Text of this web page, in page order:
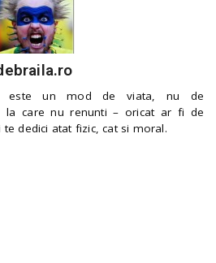
este un mod de viata, nu de
la care nu renunti – oricat ar fi de
dedici atat fizic, cat si moral.